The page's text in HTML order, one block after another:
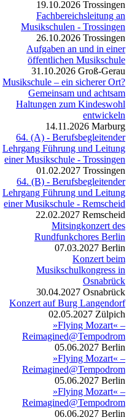
19.10.2026 Trossingen
Fachbereichsleitung an
Musikschulen - Trossingen
26.10.2026 Trossingen
Aufgaben an und in einer
öffentlichen Musikschule
31.10.2026 Groß-Gerau
Musikschule – ein sicherer Ort?
Gemeinsam und achtsam
Haltungen zum Kindeswohl
entwickeln
14.11.2026 Marburg
64. (A) - Berufsbegleitender
Lehrgang Führung und Leitung
einer Musikschule - Trossingen
01.02.2027 Trossingen
64. (B) - Berufsbegleitender
Lehrgang Führung und Leitung
einer Musikschule - Remscheid
22.02.2027 Remscheid
Mitsingkonzert des
Rundfunkchores Berlin
07.03.2027 Berlin
Konzert beim
Musikschulkongress in
Osnabrück
30.04.2027 Osnabrück
Konzert auf Burg Langendorf
02.05.2027 Zülpich
»Flying Mozart« –
Reimagined@Tempodrom
05.06.2027 Berlin
»Flying Mozart« –
Reimagined@Tempodrom
05.06.2027 Berlin
»Flying Mozart« –
Reimagined@Tempodrom
06.06.2027 Berlin